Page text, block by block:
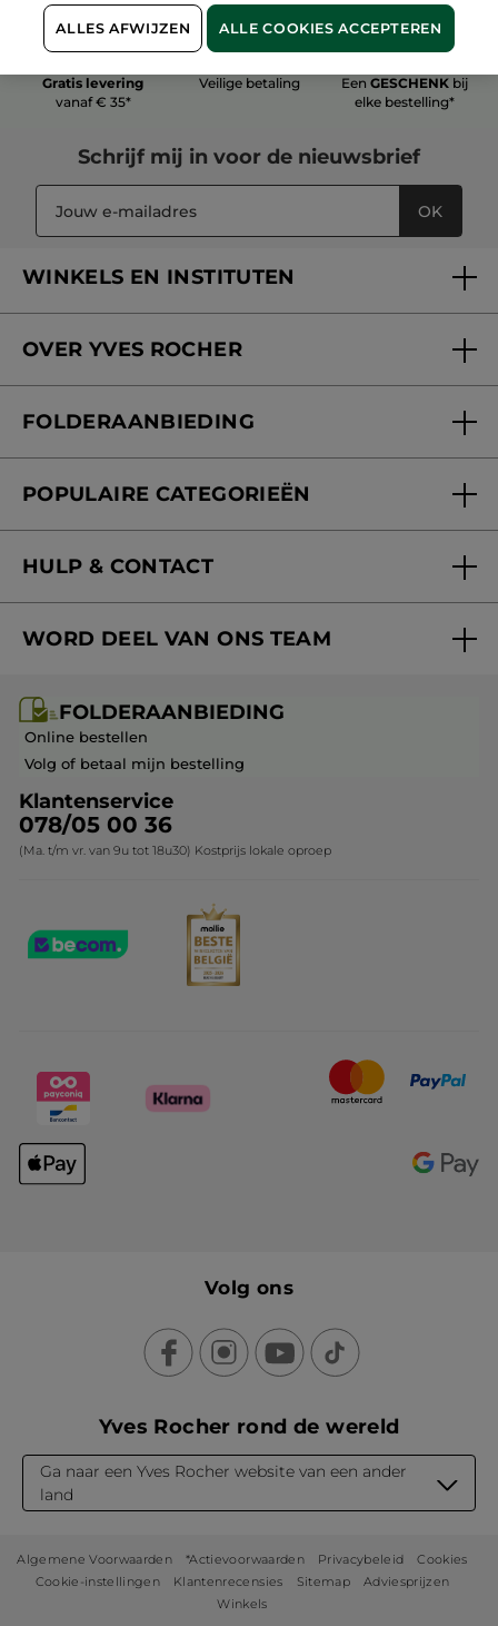
Gratis levering
vanaf € 35*
Veilige betaling EenGESCHENK bij
elke bestelling*
Schrijf mij in voor de nieuwsbrief
OK
WINKELS EN INSTITUTEN
Verzorging in onze Schoonheidsinstituten
OVER YVES ROCHER
Onze beloften
Blog Act Beautiful
FOLDERAANBIEDING
POPULAIRE CATEGORIEËN
Aanbiedingen
Cadeau-ideeën
Kerstcollectie
HULP & CONTACT
Mijn geschenken
Veelgestelde vragen
Contact opnemen
WORD DEEL VAN ONS TEAM
Franchisenemer of bedrijfsleider worden
FOLDERAANBIEDING
Online bestellen
Volg of betaal mijn bestelling
Klantenservice
078/05 00 36
(Ma. t/m vr. van 9u tot 18u30) Kostprijs lokale oproep
Volg ons
Yves Rocher rond de wereld
Ga naar een Yves Rocher website van een ander
land
Algemene Voorwaarden *Actievoorwaarden Privacybeleid
Cookies
Cookie-instellingen
Klantenrecensies Sitemap
Adviesprijzen
Winkels
ALLES AFWIJZEN ALLE COOKIES ACCEPTEREN